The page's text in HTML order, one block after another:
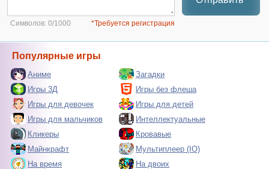
Символов: 0/1000 *Требуется регистрация
Популярные игры
Аниме
Загадки
Игры 3Д
Игры без флеша
Игры для девочек
Игры для детей
Игры для мальчиков
Интеллектуальные
Кликеры
Кровавые
Майнкрафт
Мультиплеер (IO)
На время
На двоих